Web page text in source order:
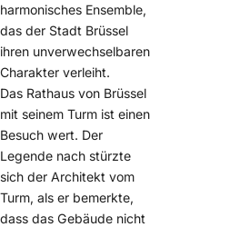
harmonisches Ensemble,
das der Stadt Brüssel
ihren unverwechselbaren
Charakter verleiht.
Das Rathaus von Brüssel
mit seinem Turm ist einen
Besuch wert. Der
Legende nach stürzte
sich der Architekt vom
Turm, als er bemerkte,
dass das Gebäude nicht